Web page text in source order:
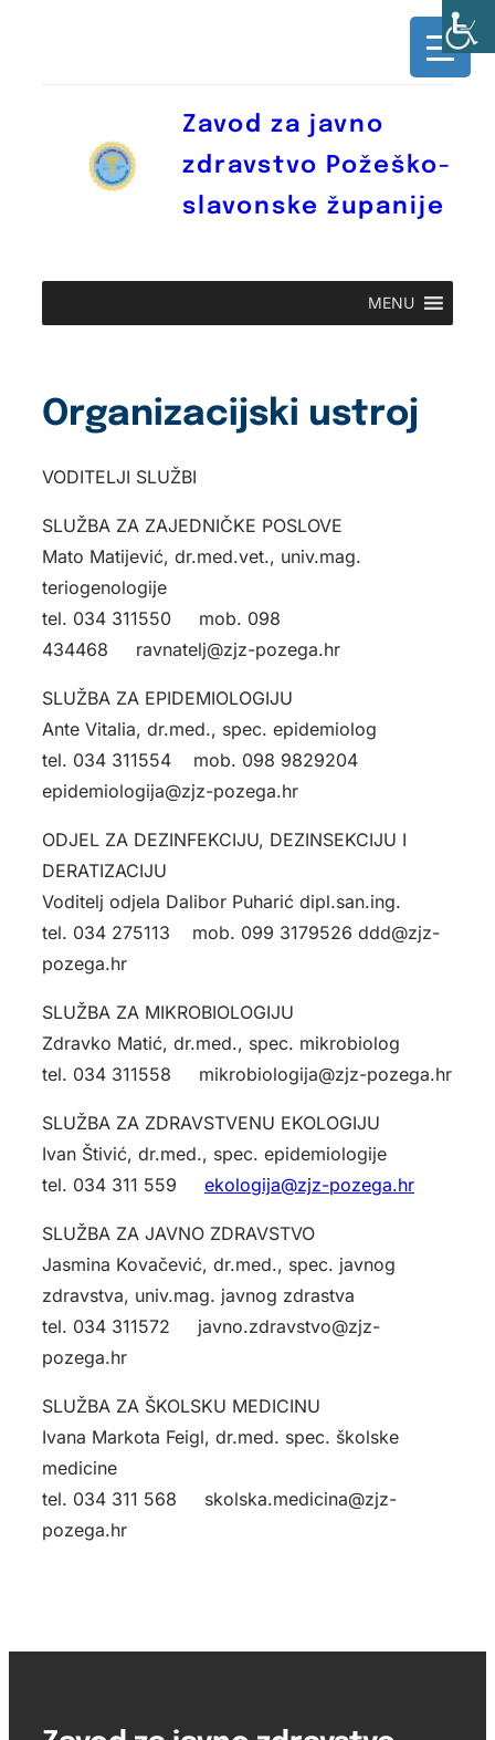
Zavod za javno
zdravstvo Požeško-
slavonske županije
MENU
Organizacijski ustroj
VODITELJI SLUŽBI
SLUŽBA ZA ZAJEDNIČKE POSLOVE
Mato Matijević, dr.med.vet., univ.mag.
teriogenologije
tel. 034 311550 mob. 098
434468 ravnatelj@zjz-pozega.hr
SLUŽBA ZA EPIDEMIOLOGIJU
Ante Vitalia, dr.med., spec. epidemiolog
tel. 034 311554 mob. 098 9829204
epidemiologija@zjz-pozega.hr
ODJEL ZA DEZINFEKCIJU, DEZINSEKCIJU I
DERATIZACIJU
Voditelj odjela Dalibor Puharić dipl.san.ing.
tel. 034 275113 mob. 099 3179526 ddd@zjz-
pozega.hr
SLUŽBA ZA MIKROBIOLOGIJU
Zdravko Matić, dr.med., spec. mikrobiolog
tel. 034 311558 mikrobiologija@zjz-pozega.hr
SLUŽBA ZA ZDRAVSTVENU EKOLOGIJU
Ivan Štivić, dr.med., spec. epidemiologije
tel. 034 311 559 ekologija@zjz-pozega.hr
SLUŽBA ZA JAVNO ZDRAVSTVO
Jasmina Kovačević, dr.med., spec. javnog
zdravstva, univ.mag. javnog zdrastva
tel. 034 311572 javno.zdravstvo@zjz-
pozega.hr
SLUŽBA ZA ŠKOLSKU MEDICINU
Ivana Markota Feigl, dr.med. spec. školske
medicine
tel. 034 311 568 skolska.medicina@zjz-
pozega.hr